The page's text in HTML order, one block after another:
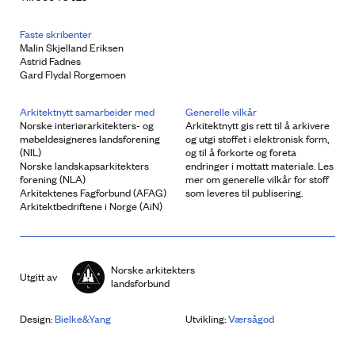
Faste skribenter
Malin Skjelland Eriksen
Astrid Fadnes
Gard Flydal Rorgemoen
Arkitektnytt samarbeider med
Norske interiørarkitekters- og
møbeldesigneres landsforening
(NIL)
Norske landskapsarkitekters
forening (NLA)
Arkitektenes Fagforbund (AFAG)
Arkitektbedriftene i Norge (AiN)
Generelle vilkår
Arkitektnytt gis rett til å arkivere
og utgi stoffet i elektronisk form,
og til å forkorte og foreta
endringer i mottatt materiale. Les
mer om generelle vilkår for stoff
som leveres til publisering.
Utgitt av
Norske arkitekters
landsforbund
Design:Bielke&Yang Utvikling:Værsågod